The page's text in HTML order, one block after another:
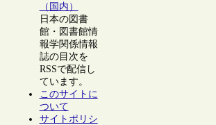
（国内）
日本の図書
館・図書館情
報学関係情報
誌の目次を
RSSで配信し
ています。
このサイトに
ついて
サイトポリシ